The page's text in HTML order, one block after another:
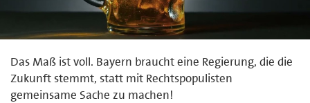
Das Maß ist voll. Bayern braucht eine Regierung, die die
Zukunft stemmt, statt mit Rechtspopulisten
gemeinsame Sache zu machen!